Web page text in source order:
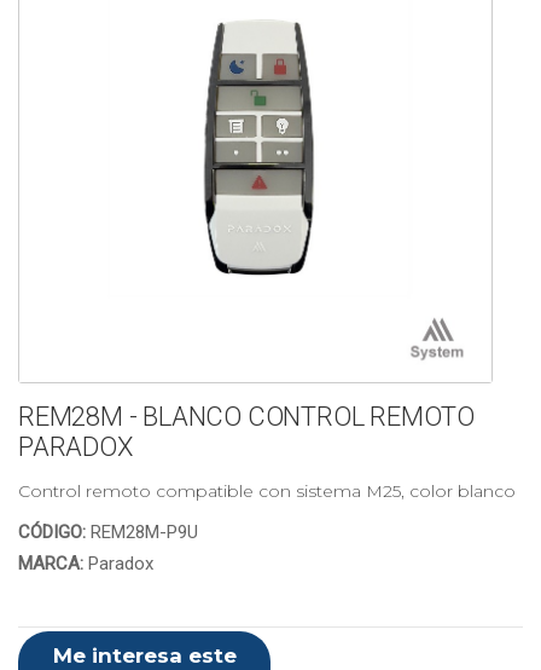
REM28M - BLANCO CONTROL REMOTO
PARADOX
Control remoto compatible con sistema M25, color blanco
CÓDIGO: REM28M-P9U
MARCA: Paradox
Me interesa este